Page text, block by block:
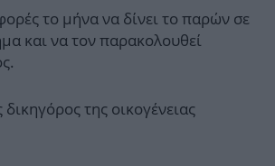
το μήνα να δίνει το παρών σε
και να τον παρακολουθεί
της οικογένειας